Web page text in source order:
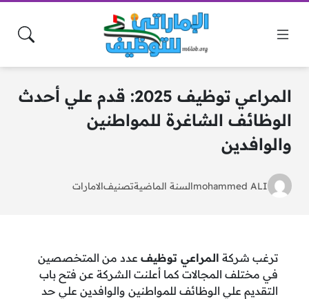
المراعي توظيف 2025: قدم علي أحدث
الوظائف الشاغرة للمواطنين
والوافدين
mohammed ALIالسنة الماضيةتصنيفالامارات
ترغب شركة المراعي توظيفعدد من المتخصصين
في مختلف المجالات كما أعلنت الشركة عن فتح باب
التقديم علي الوظائف للمواطنين والوافدين علي حد